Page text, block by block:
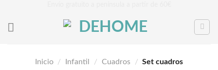
contenido
Inicio / Infantil / Cuadros / Set cuadros